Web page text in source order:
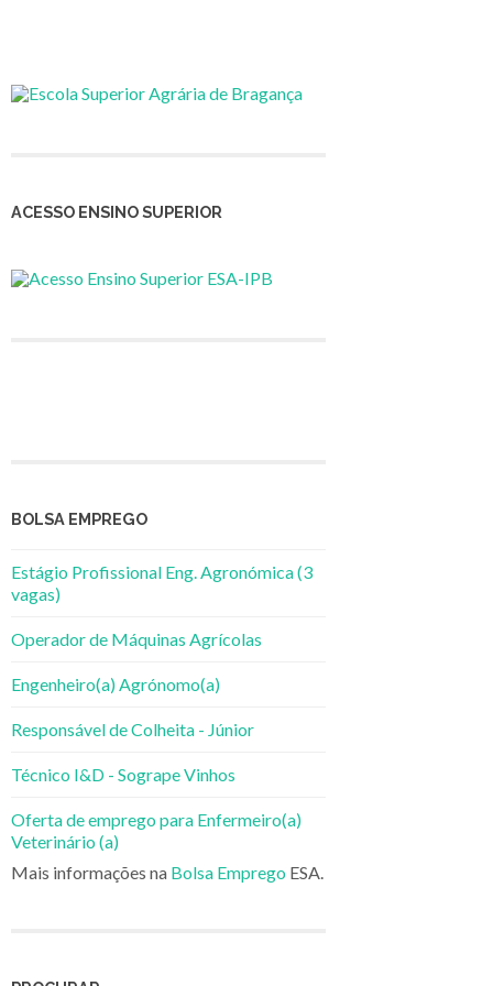
ACESSO ENSINO SUPERIOR
BOLSA EMPREGO
Estágio Profissional Eng. Agronómica (3
vagas)
Operador de Máquinas Agrícolas
Engenheiro(a) Agrónomo(a)
Responsável de Colheita - Júnior
Técnico I&D - Sogrape Vinhos
Oferta de emprego para Enfermeiro(a)
Veterinário (a)
Mais informações na Bolsa Emprego ESA.